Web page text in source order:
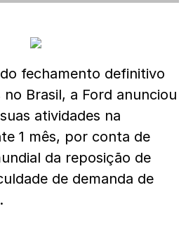
fechamento definitivo
Brasil, a Ford anunciou
atividades na
1 mês, por conta de
da reposição de
de demanda de